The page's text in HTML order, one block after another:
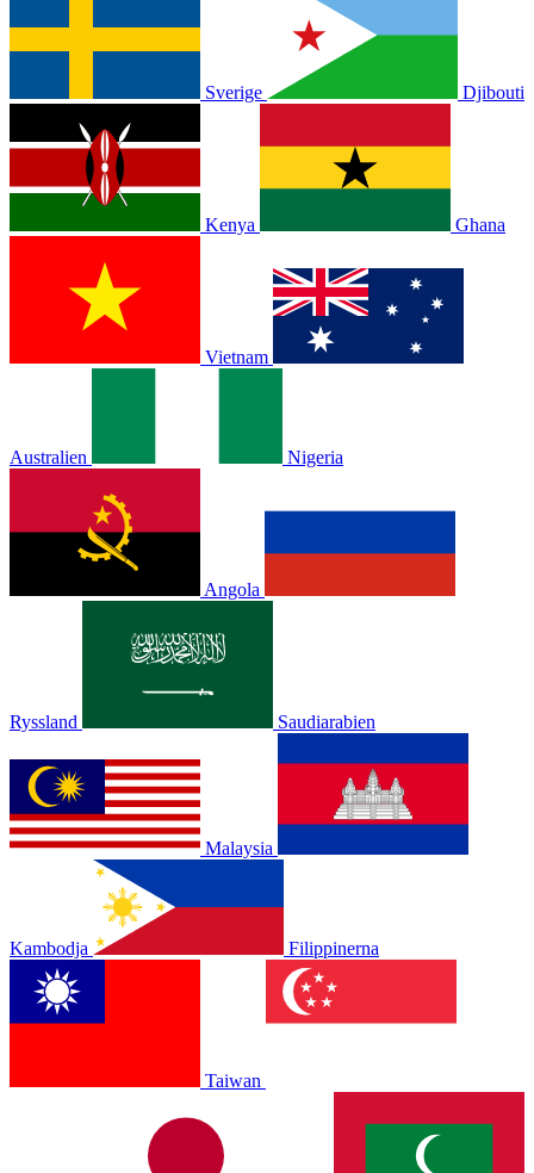
Sverige Djibouti
Kenya Ghana
Vietnam
Australien Nigeria
Angola
Ryssland Saudiarabien
Malaysia
Kambodja Filippinerna
Taiwan